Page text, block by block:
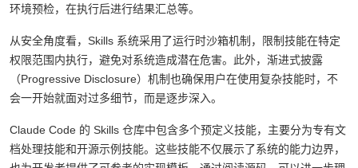
辑，从而实现更细粒度的控制和增强功能。例如，在技能启动前进行
从安全角度看，Skills 系统采用了运行时沙箱机制，限制技能在特定
权限范围内执行，避免对系统造成潜在危害。此外，渐进式披露
（Progressive Disclosure）机制也确保用户在使用复杂技能时，不
Claude Code 的 Skills 仓库中包含多个预定义技能，主要分为专有文